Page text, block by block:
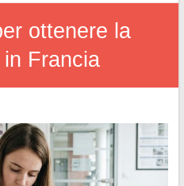
ottenere la
Francia